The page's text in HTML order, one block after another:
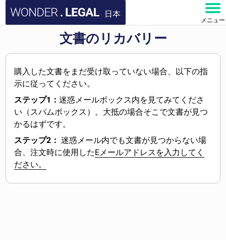
日本
メニュー
お問い合わせ
アカウント
文書のリカバリー
購入した文書をまだ受け取っていない場合、以下の指
示に従ってください。
ステップ1：迷惑メールボックス内を見てみてくださ
い（スパムボックス）。大抵の場合そこで文書が見つ
かるはずです。
ステップ2： 迷惑メール内でも文書が見つからない場
合、注文時に使用したEメールアドレスを入力してく
ださい。